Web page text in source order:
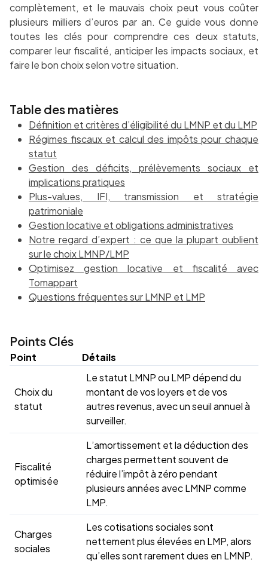
complètement, et le mauvais choix peut vous coûter
plusieurs milliers d’euros par an. Ce guide vous donne
toutes les clés pour comprendre ces deux statuts,
comparer leur fiscalité, anticiper les impacts sociaux, et
faire le bon choix selon votre situation.
Table des matières
Définition et critères d’éligibilité du LMNP et du LMP
Régimes fiscaux et calcul des impôts pour chaque
statut
Gestion des déficits, prélèvements sociaux et
implications pratiques
Plus-values, IFI, transmission et stratégie
patrimoniale
Gestion locative et obligations administratives
Notre regard d’expert : ce que la plupart oublient
sur le choix LMNP/LMP
Optimisez gestion locative et fiscalité avec
Tomappart
Questions fréquentes sur LMNP et LMP
Points Clés
Point Détails
Choix du
statut
Le statut LMNP ou LMP dépend du
montant de vos loyers et de vos
autres revenus, avec un seuil annuel à
surveiller.
Fiscalité
optimisée
L’amortissement et la déduction des
charges permettent souvent de
réduire l’impôt à zéro pendant
plusieurs années avec LMNP comme
LMP.
Charges
sociales
Les cotisations sociales sont
nettement plus élevées en LMP, alors
qu’elles sont rarement dues en LMNP.